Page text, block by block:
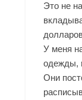
Это не
У меня
одежды,
Они